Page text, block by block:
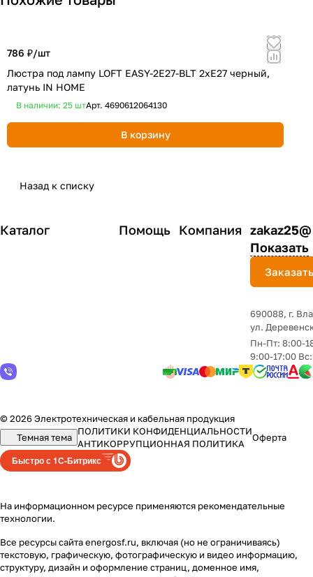
786 ₽/шт
Люстра под лампу LOFT EASY-2E27-BLT 2хЕ27 черный,
латунь IN HOME
В наличии: 25 штАрт. 4690612064130
В корзину
Назад к списку
Каталог Помощь Компания zakaz25@
Показать
690088, г.
yл.
Пн-Пт: 8:00-
9:00-17:00
© 2026 Электротехническая и кабельная продукция
Темная тема
ПОЛИТИКИ КОНФИДЕНЦИАЛЬНОСТИ
АНТИКОРРУПЦИОННАЯ ПОЛИТИКА
Оферта
Быстро с 1С-Битрикс
На информационном ресурсе применяются рекомендательные
технологии.
Все ресурсы сайта energosf.ru, включая (но не ограничиваясь)
текстовую, графическую, фотографическую и видео информацию,
структуру, дизайн и оформление страниц, доменное имя,